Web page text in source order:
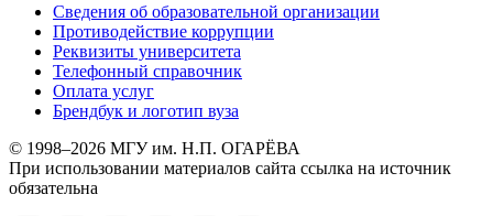
Сведения об образовательной организации
Противодействие коррупции
Реквизиты университета
Телефонный справочник
Оплата услуг
Брендбук и логотип вуза
© 1998–2026 МГУ им. Н.П. ОГАРЁВА
При использовании материалов сайта ссылка на источник
обязательна